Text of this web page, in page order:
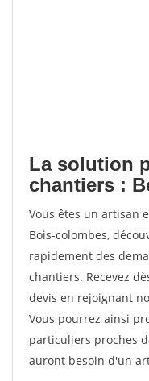
La solution
chantiers :
Vous êtes un artisan
Bois-colombes,
rapidement des
chantiers. Recevez
devis en rejoignant
Vous pourrez ainsi
particuliers proches
auront besoin d'un